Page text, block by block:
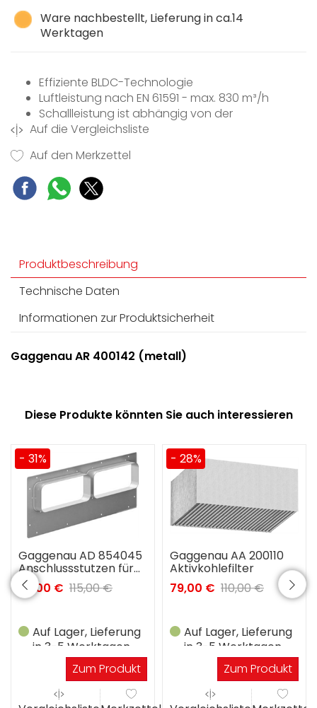
Ware nachbestellt, Lieferung in ca.14
Werktagen
Effiziente BLDC-Technologie
Luftleistung nach EN 61591 - max. 830 m³/h
Schallleistung ist abhängig von der
Einbausituation
Gerät
Auf die Vergleichsliste
Auf den Merkzettel
Produktbeschreibung
Technische Daten
Informationen zur Produktsicherheit
Gaggenau AR 400142 (metall)
Diese Produkte könnten Sie auch interessieren
Gaggenau AD 854045
Anschlussstutzen für
Flachkanal 2x NW150
79,00 € 115,00 €
Auf Lager, Lieferung
in 3-5 Werktagen
Zum Produkt
- 31%
Gaggenau AA 200110
Aktivkohlefilter
79,00 € 110,00 €
Auf Lager, Lieferung
in 3-5 Werktagen
Zum Produkt
- 28%